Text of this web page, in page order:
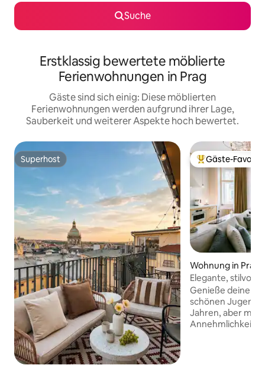
Suche
Erstklassig bewertete möblierte
Ferienwohnungen in Prag
Gäste sind sich einig: Diese möblierten
Ferienwohnungen werden aufgrund ihrer Lage,
Sauberkeit und weiterer Aspekte hoch bewertet.
Superhost
Superhost Beliebter Gäste-
Gäste-Favorit
Wohnung in Praha
Elegante,
neben dem
Genieße deinen
schönen
Jahren, aber mit